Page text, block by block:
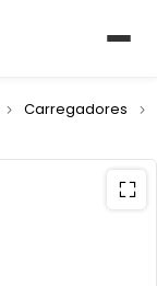
Carregadores